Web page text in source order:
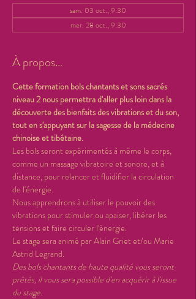
sam. 03 oct., 9:30
mer. 28 oct., 9:30
À propos…
Cette formation bols chantants et sons sacrés
niveau 2 nous permettra d'aller plus loin dans la
découverte des bienfaits des vibrations et du son,
tout en s'appuyant sur la sagesse de la médecine
chinoise et tibétaine.
Les bols seront expérimentés à même le corps,
comme un massage vibratoire et sonore, et à
distance, pour relancer et fluidifier la circulation
de l'énergie.
Nous apprendrons à utiliser le pouvoir des
vibrations pour stimuler ou apaiser, libérer les
tensions et faire circuler l'énergie.
Le stage sera animé par Alain Griet et/ou Marie
Astrid Legrand.
Des bols chantants de haute qualité vous seront
prêtés, il vous sera possible d'en acquérir à l'issue
du stage.